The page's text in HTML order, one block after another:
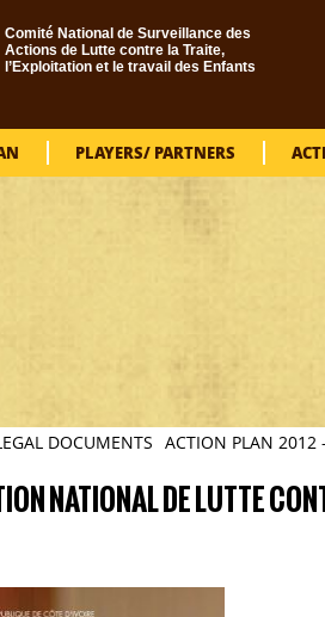
Comité National de Surveillance des
Actions de Lutte contre la Traite,
l’Exploitation et le travail des Enfants
PLAYERS/ PARTNERS
DOCUMENTS ACTION PLAN 2012
NATIONAL DE LUTTE